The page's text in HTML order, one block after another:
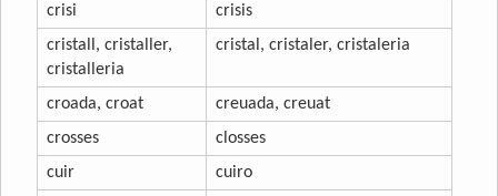
crisi
crisis
cristall, cristaller,
cristalleria
cristal, cristaler, cristaleria
croada, croat
creuada, creuat
crosses
closses
cuir
cuiro